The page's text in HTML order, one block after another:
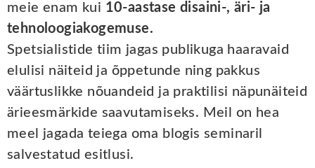
meie enam kui 10-aastase disaini-, äri- ja
tehnoloogiakogemuse.
Spetsialistide tiim jagas publikuga haaravaid
elulisi näiteid ja õppetunde ning pakkus
väärtuslikke nõuandeid ja praktilisi näpunäiteid
ärieesmärkide saavutamiseks. Meil on hea
meel jagada teiega oma blogis seminaril
salvestatud esitlusi.